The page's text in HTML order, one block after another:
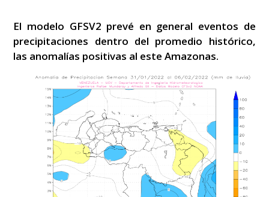
El modelo GFSV2 prevé en general eventos de
precipitaciones dentro del promedio histórico,
las anomalías positivas al este Amazonas.